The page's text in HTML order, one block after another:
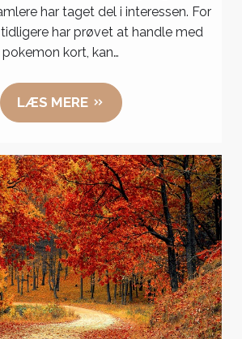
har taget del i interessen. For
har prøvet at handle med
pokemon kort, kan…
LÆS MERE